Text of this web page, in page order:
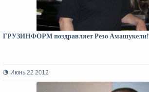
ГРУЗИНФОРМ поздравляет Резо Амашукели!
Июнь 22 2012